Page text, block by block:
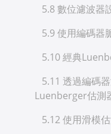
5.8 數位濾波器
5.9 使用編碼器
5.10 經典
5.11 透過編碼
Luenberger估測
5.12 使用滑模